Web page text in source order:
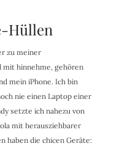
Hüllen
zu meiner
mit hinnehme, gehören
mein iPhone. Ich bin
nie einen Laptop einer
setzte ich nahezu von
mit herausziehbarer
haben die chicen Geräte: